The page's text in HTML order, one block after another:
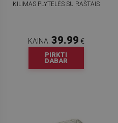
KILIMAS PLYTELĖS SU RAŠTAIS
KAINA: 39.99 €
PIRKTI
DABAR